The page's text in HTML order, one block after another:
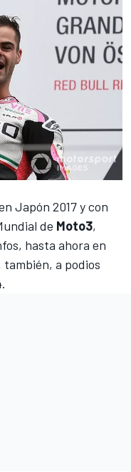
Japón 2017 y con
de Moto3,
hasta ahora en
también, a podios